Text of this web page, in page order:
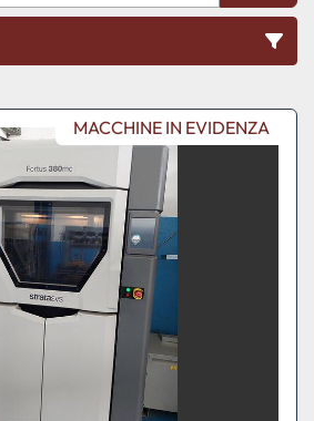
Ordina per
MACCHINE IN EVIDENZA